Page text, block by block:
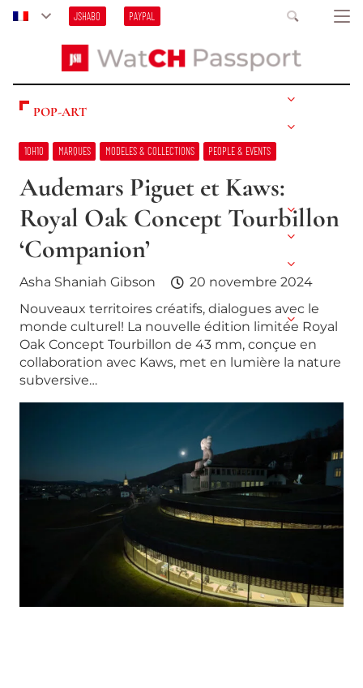
JSHABO PAYPAL
POP-ART
10H10 MARQUES MODELES & COLLECTIONS PEOPLE & EVENTS
Audemars Piguet et Kaws:
Royal Oak Concept Tourbillon
‘Companion’
Asha Shaniah Gibson
20 novembre 2024
Nouveaux territoires créatifs, dialogues avec le
monde culturel! La nouvelle édition limitée Royal
Oak Concept Tourbillon de 43 mm, conçue en
collaboration avec Kaws, met en lumière la nature
subversive…